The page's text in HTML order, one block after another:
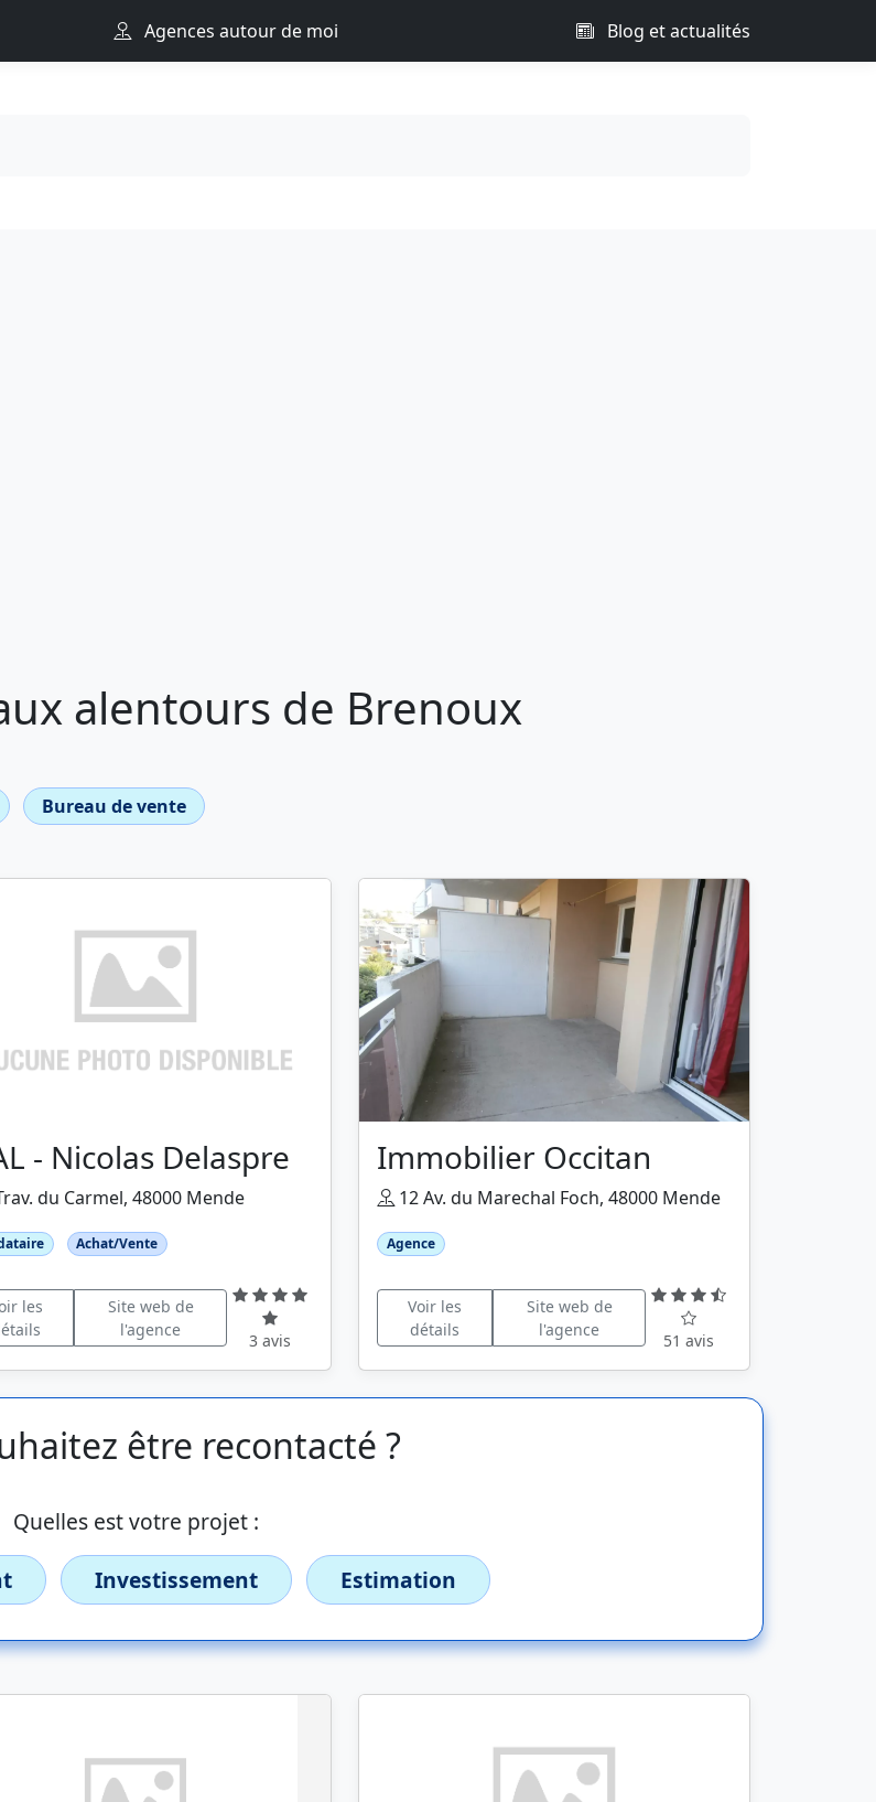
Agences autour de moi Blog et actualités
alentours de Brenoux
Bureau de vente
- Nicolas Delaspre
du Carmel, 48000 Mende
Achat/Vente
les
Site web de
l'agence
3 avis
Immobilier Occitan
12 Av. du Marechal Foch, 48000 Mende
Agence
Voir les
détails
Site web de
l'agence
51 avis
être recontacté ?
Quelles est votre projet :
Investissement Estimation